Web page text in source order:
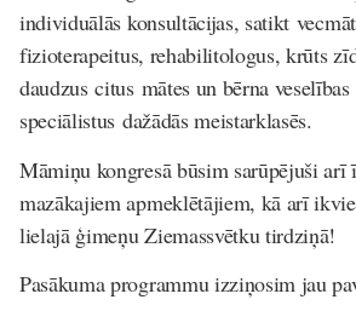
individuālās konsultācijas, satikt
fizioterapeitus, rehabilitologus, krūts
daudzus citus mātes un bērna veselības
speciālistus dažādās meistarklasēs.
Māmiņu kongresā būsim sarūpējuši arī
mazākajiem apmeklētājiem, kā arī
lielajā ģimeņu Ziemassvētku tirdziņā!
Pasākuma programmu izziņosim jau